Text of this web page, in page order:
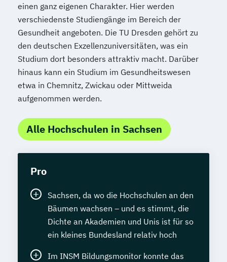
einen ganz eigenen Charakter. Hier werden
verschiedenste Studiengänge im Bereich der
Gesundheit angeboten. Die TU Dresden gehört zu
den deutschen Exzellenzuniversitäten, was ein
Studium dort besonders attraktiv macht. Darüber
hinaus kann ein Studium im Gesundheitswesen
etwa in Chemnitz, Zwickau oder Mittweida
aufgenommen werden.
Alle Hochschulen in Sachsen
Pro
Sachsen, da wo die Hochschulen an den
Bäumen wachsen – und es stimmt, die
Dichte an Akademien und Unis ist für so
ein kleines Bundesland relativ hoch
Im INSM Bildungsmonitor konnte das